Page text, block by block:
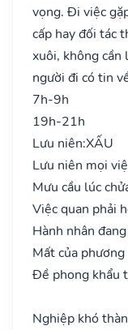
vọng. Đi việc
cấp hay đối tác
xuôi, không cần
người đi có tin
7h-9h
19h-21h
Lưu niên:XẤU
Lưu niên mọi
Mưu cầu lúc
Việc quan phải
Hành nhân
Mất của
Đề phong khẩu
Nghiệp khó